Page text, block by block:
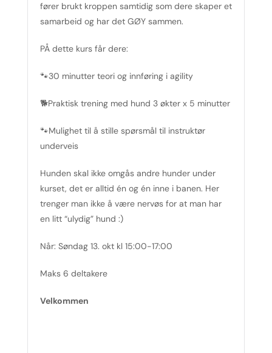
fører brukt kroppen samtidig som dere skaper et
samarbeid og har det GØY sammen.
PÅ dette kurs får dere:
🐾30 minutter teori og innføring i agility
🐕Praktisk trening med hund 3 økter x 5 minutter
🐾Mulighet til å stille spørsmål til instruktør
underveis
Hunden skal ikke omgås andre hunder under
kurset, det er alltid én og én inne i banen. Her
trenger man ikke å være nervøs for at man har
en litt “ulydig” hund :)
Når: Søndag 13. okt kl 15:00-17:00
Maks 6 deltakere
Velkommen